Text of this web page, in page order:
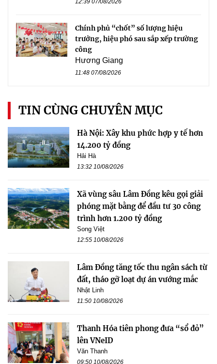
Chính phủ “chốt” số lượng hiệu
trưởng, hiệu phó sau sắp xếp trường
công
Hương Giang
11:48 07/08/2026
TIN CÙNG CHUYÊN MỤC
Hà Nội: Xây khu phức hợp y tế hơn
14.200 tỷ đồng
Hải Hà
13:32 10/08/2026
Xã vùng sâu Lâm Đồng kêu gọi giải
phóng mặt bằng để đầu tư 30 công
trình hơn 1.200 tỷ đồng
Song Việt
12:55 10/08/2026
Lâm Đồng tăng tốc thu ngân sách từ
đất, tháo gỡ loạt dự án vướng mắc
Nhật Linh
11:50 10/08/2026
Thanh Hóa tiên phong đưa “sổ đỏ”
lên VNeID
Văn Thanh
09:50 10/08/2026